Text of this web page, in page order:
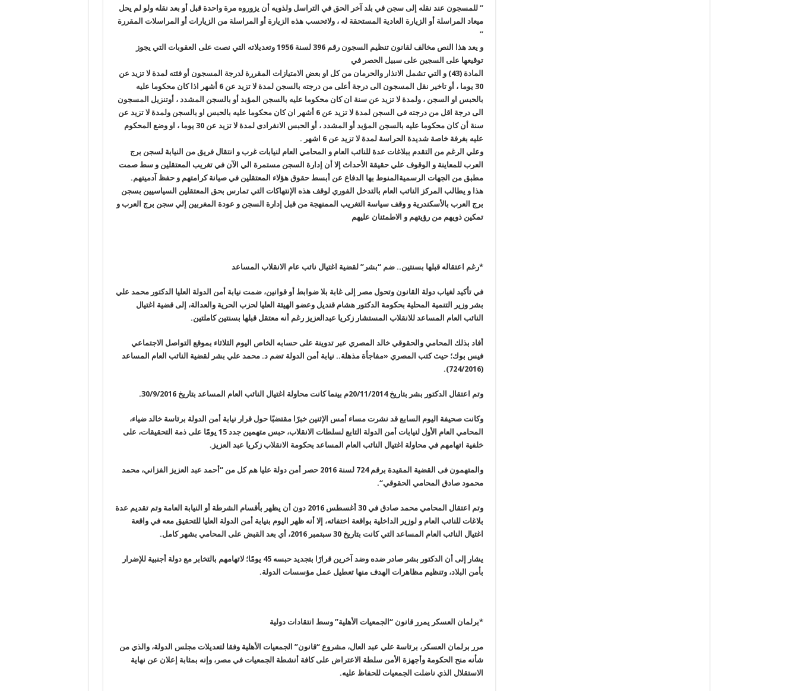
”للمسجون عند نقله إلى سجن في بلد آخر الحق في التراسل ولذويه أن يزوروه مرة واحدة قبل أو بعد نقله ولو لم يحل
ميعاد المراسلة أو الزيارة العادية المستحقة له ، ولاتحسب هذه الزيارة أو المراسلة من الزيارات أو المراسلات المقررة
”
و يعد هذا النص مخالف لقانون تنظيم السجون رقم 396 لسنة 1956 وتعديلاته التي نصت على العقوبات التي يجوز
توقيعها على السجين على سبيل الحصر في
المادة (43) و التي تشمل الانذار والحرمان من كل او بعض الامتيازات المقررة لدرجة المسجون أو فئته لمدة لا تزيد عن
30 يوما ، أو تاخير نقل المسجون الى درجة أعلى من درجته بالسجن لمدة لا تزيد عن 6 أشهر اذا كان محكوما عليه
بالحبس او السجن ، ولمدة لا تزيد عن سنة ان كان محكوما عليه بالسجن المؤبد أو بالسجن المشدد ، أوتنزيل المسجون
الى درجة اقل من درجته فى السجن لمدة لا تزيد عن 6 أشهر ان كان محكوما عليه بالحبس او بالسجن ولمدة لا تزيد عن
سنة أن كان محكوما عليه بالسجن المؤبد أو المشدد ، أو الحبس الانفرادى لمدة لا تزيد عن 30 يوما ، او وضع المحكوم
عليه بغرفة خاصة شديدة الحراسة لمدة لا تزيد عن 6 اشهر
.
وعلي الرغم من التقدم ببلاغات عدة للنائب العام و المحامي العام لنيابات غرب و انتقال فريق من النيابة لسجن برج
العرب للمعاينة و الوقوف علي حقيقة الأحداث إلا أن إدارة السجن مستمرة الي الآن في تغريب المعتقلين و سط صمت
مطبق من الجهات الرسميةالمنوط بها الدفاع عن أبسط حقوق هؤلاء المعتقلين في صيانة كرامتهم و حفظ آدميتهم.
هذا و يطالب المركز النائب العام بالتدخل الفوري لوقف هذه الإنتهاكات التي تمارس بحق المعتقلين السياسيين بسجن
برج العرب بالأسكندرية و وقف سياسة التغريب الممنهجة من قبل إدارة السجن و عودة المغربين إلي سجن برج العرب و
تمكين ذويهم من رؤيتهم و الاطمئنان عليهم
*رغم اعتقاله قبلها بسنتين.. ضم “بشر” لقضية اغتيال نائب عام الانقلاب المساعد
في تأكيد لغياب دولة القانون وتحول مصر إلى غابة بلا ضوابط أو قوانين، ضمت نيابة أمن الدولة العليا الدكتور محمد علي
بشر وزير التنمية المحلية بحكومة الدكتور هشام قنديل وعضو الهيئة العليا لحزب الحرية والعدالة، إلى قضية اغتيال
النائب العام المساعد للانقلاب المستشار زكريا عبدالعزيز رغم أنه معتقل قبلها بسنتين كاملتين.
أفاد بذلك المحامي والحقوقي خالد المصري عبر تدوينة على حسابه الخاص اليوم الثلاثاء بموقع التواصل الاجتماعي
فيس بوك؛ حيث كتب المصري «مفاجأة مذهلة.. نيابة أمن الدولة تضم د. محمد علي بشر لقضية النائب العام المساعد
(724/2016).
وتم اعتقال الدكتور بشر بتاريخ 20/11/2014م بينما كانت محاولة اغتيال النائب العام المساعد بتاريخ 30/9/2016 .
وكانت صحيفة اليوم السابع قد نشرت مساء أمس الإثنين خبرًا مقتضبًا حول قرار نيابة أمن الدولة برئاسة خالد ضياء،
المحامي العام الأول لنيابات أمن الدولة التابع لسلطات الانقلاب، حبس متهمين جدد 15 يومًا على ذمة التحقيقات، على
خلفية اتهامهم في محاولة اغتيال النائب العام المساعد بحكومة الانقلاب زكريا عبد العزيز .
والمتهمون فى القضية المقيدة برقم 724 لسنة 2016 حصر أمن دولة عليا هم كل من “أحمد عبد العزيز الفزاني، محمد
محمود صادق المحامي الحقوقي“.
وتم اعتقال المحامي محمد صادق في 30 أغسطس 2016 دون أن يظهر بأقسام الشرطة أو النيابة العامة وتم تقديم عدة
بلاغات للنائب العام و لوزير الداخلية بواقعة اختفائه، إلا أنه ظهر اليوم بنيابة أمن الدولة العليا للتحقيق معه في واقعة
اغتيال النائب العام المساعد التي كانت بتاريخ 30 سبتمبر 2016، أي بعد القبض على المحامي بشهر كامل
.
يشار إلى أن الدكتور بشر صادر ضده وضد آخرين قرارًا بتجديد حبسه 45 يومًا؛ لاتهامهم بالتخابر مع دولة أجنبية للإضرار
بأمن البلاد، وتنظيم مظاهرات الهدف منها تعطيل عمل مؤسسات الدولة.
*برلمان العسكر يمرر قانون “الجمعيات الأهلية” وسط انتقادات دولية
مرر برلمان العسكر، برئاسة علي عبد العال، مشروع “قانون” الجمعيات الأهلية وفقا لتعديلات مجلس الدولة، والذي من
شأنه منح الحكومة وأجهزة الأمن سلطة الاعتراض على كافة أنشطة الجمعيات في مصر، وإنه بمثابة إعلان عن نهاية
الاستقلال الذي ناضلت الجمعيات للحفاظ عليه.